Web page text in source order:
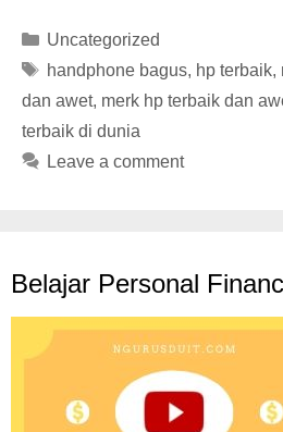
Categories
Uncategorized
Tags
handphone bagus, hp terbaik,
dan awet, merk hp terbaik dan
terbaik di dunia
Leave a comment
Belajar Personal